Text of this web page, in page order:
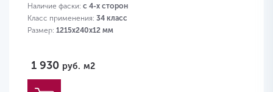
Наличие фаски: с 4-х сторон
Класс применения: 34 класс
Размер: 1215х240х12 мм
1 930 руб. м2